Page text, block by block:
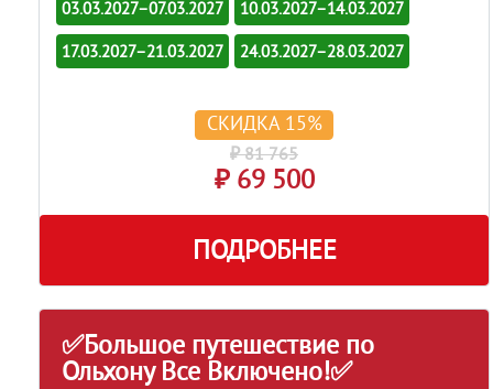
03.03.2027–07.03.2027 10.03.2027–14.03.2027
17.03.2027–21.03.2027 24.03.2027–28.03.2027
СКИДКА 15%
₽ 81 765
₽ 69 500
ПОДРОБНЕЕ
✅Большое путешествие по
Ольхону Все Включено!✅